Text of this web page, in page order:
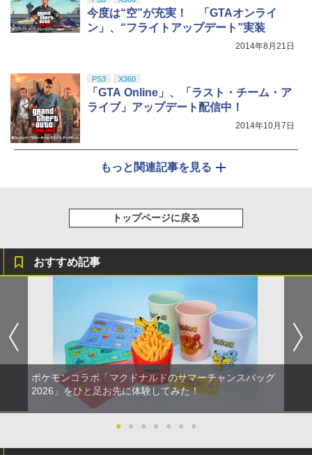
今度は“空”が充実！ 「GTAオンライ
ン」、“フライトアップデート”実装
2014年8月21日
PS3 X360
「GTA Online」、「ラスト・チーム・ア
ライブ」アップデート配信中！
2014年10月7日
もっと関連記事を見る
トップページに戻る
おすすめ記事
ポケモンコラボ「マクドナルドのサマーチャンスバッグ
2026」をひと足お先に体験してみた！
● ● ● ● ● ● ●